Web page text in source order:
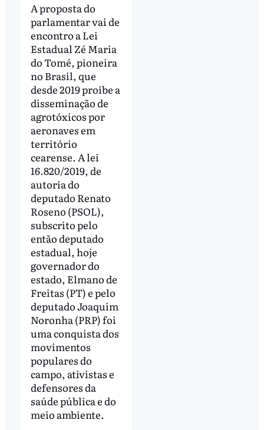
A proposta do
parlamentar vai de
encontro a Lei
Estadual Zé Maria
do Tomé, pioneira
no Brasil, que
desde 2019 proíbe a
disseminação de
agrotóxicos por
aeronaves em
território
cearense. A lei
16.820/2019, de
autoria do
deputado Renato
Roseno (PSOL),
subscrito pelo
então deputado
estadual, hoje
governador do
estado, Elmano de
Freitas (PT) e pelo
deputado Joaquim
Noronha (PRP) foi
uma conquista dos
movimentos
populares do
campo, ativistas e
defensores da
saúde pública e do
meio ambiente.